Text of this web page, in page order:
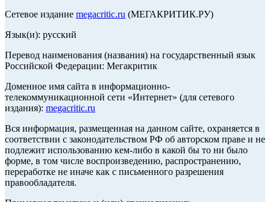
Сетевое издание megacritic.ru (МЕГАКРИТИК.РУ)
Язык(и): русский
Перевод наименования (названия) на государственный язык
Российской Федерации: Мегакритик
Доменное имя сайта в информационно-
телекоммуникационной сети «Интернет» (для сетевого
издания): megacritic.ru
Вся информация, размещенная на данном сайте, охраняется в
соответствии с законодательством РФ об авторском праве и не
подлежит использованию кем-либо в какой бы то ни было
форме, в том числе воспроизведению, распространению,
переработке не иначе как с письменного разрешения
правообладателя.